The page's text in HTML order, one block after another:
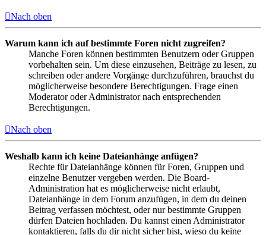
Nach oben
Warum kann ich auf bestimmte Foren nicht zugreifen?
Manche Foren können bestimmten Benutzern oder Gruppen
vorbehalten sein. Um diese einzusehen, Beiträge zu lesen, zu
schreiben oder andere Vorgänge durchzuführen, brauchst du
möglicherweise besondere Berechtigungen. Frage einen
Moderator oder Administrator nach entsprechenden
Berechtigungen.
Nach oben
Weshalb kann ich keine Dateianhänge anfügen?
Rechte für Dateianhänge können für Foren, Gruppen und
einzelne Benutzer vergeben werden. Die Board-
Administration hat es möglicherweise nicht erlaubt,
Dateianhänge in dem Forum anzufügen, in dem du deinen
Beitrag verfassen möchtest, oder nur bestimmte Gruppen
dürfen Dateien hochladen. Du kannst einen Administrator
kontaktieren, falls du dir nicht sicher bist, wieso du keine